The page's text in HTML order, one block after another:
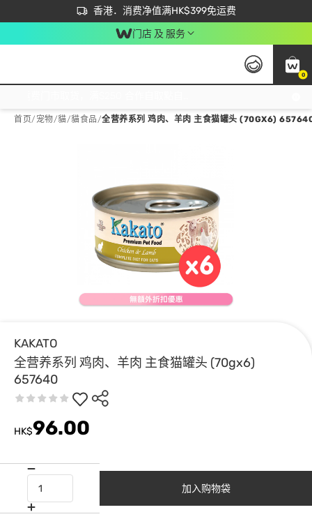
香港．消费净值满HK$399免运费
立即成为易赏钱会员尽享独家优惠
首次APP下单买满$450 输入 NEWAPP 即减$50
门店 及 服务
0
首页/ 宠物/貓/貓食品/全营养系列 鸡肉、羊肉 主食猫罐头 (70GX6)
KAKATO
全营养系列 鸡肉、羊肉 主食猫罐头 (70gx6)
657640
HK$96.00
加入购物袋